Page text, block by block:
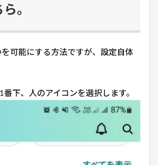
。
可能にする方法ですが、設定自体
下、人のアイコンを選択します。